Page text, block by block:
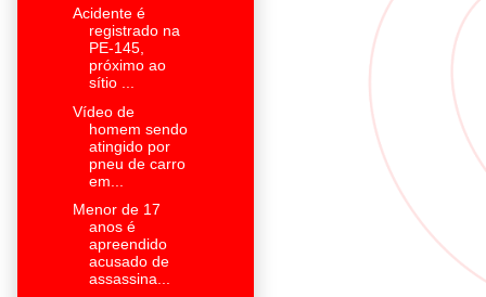
Acidente é
registrado na
PE-145,
próximo ao
sítio ...
Vídeo de
homem sendo
atingido por
pneu de carro
em...
Menor de 17
anos é
apreendido
acusado de
assassina...